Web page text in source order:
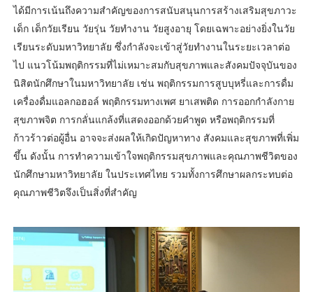
ได้มีการเน้นถึงความสำคัญของการสนับสนุนการสร้างเสริมสุขภาวะ
เด็ก เด็กวัยเรียน วัยรุ่น วัยทำงาน วัยสูงอายุ โดยเฉพาะอย่างยิ่งในวัย
เรียนระดับมหาวิทยาลัย ซึ่งกำลังจะเข้าสู่วัยทำงานในระยะเวลาต่อ
ไป แนวโน้มพฤติกรรมที่ไม่เหมาะสมกับสุขภาพและสังคมปัจจุบันของ
นิสิตนักศึกษาในมหาวิทยาลัย เช่น พฤติกรรมการสูบบุหรี่และการดื่ม
เครื่องดื่มแอลกอฮอล์ พฤติกรรมทางเพศ ยาเสพติด การออกกำลังกาย
สุขภาพจิต การกลั่นแกล้งที่แสดงออกด้วยคำพูด หรือพฤติกรรมที่
ก้าวร้าวต่อผู้อื่น อาจจะส่งผลให้เกิดปัญหาทาง สังคมและสุขภาพที่เพิ่ม
ขึ้น ดังนั้น การทำความเข้าใจพฤติกรรมสุขภาพและคุณภาพชีวิตของ
นักศึกษามหาวิทยาลัย ในประเทศไทย รวมทั้งการศึกษาผลกระทบต่อ
คุณภาพชีวิตจึงเป็นสิ่งที่สำคัญ